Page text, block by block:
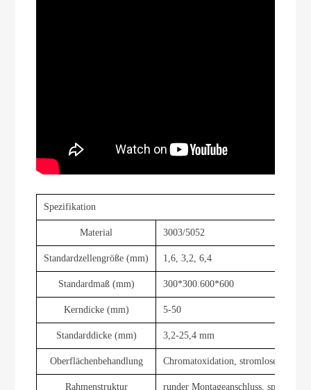
Spezifikation
Material 3003/5052
Standardzellengröße (mm) 1,6, 3,2, 6,4
Standardmaß (mm) 300*300.600*600
Kerndicke (mm) 5-50
Standarddicke (mm) 3,2-25,4 mm
Oberflächenbehandlung Chromatoxidation, stromlose
Rahmenstruktur runder Montageanschluss, speziell